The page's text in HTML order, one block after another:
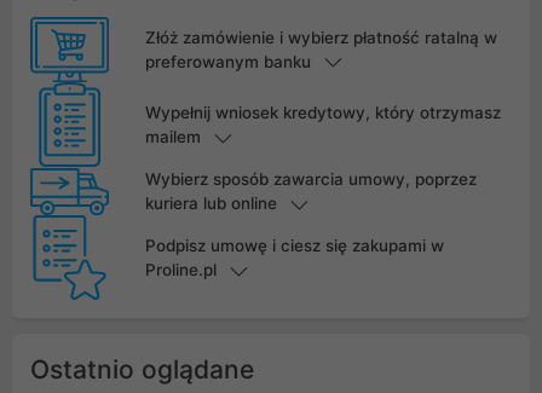
Złóż zamówienie i wybierz płatność ratalną w
preferowanym banku
Wypełnij wniosek kredytowy, który otrzymasz
mailem
Wybierz sposób zawarcia umowy, poprzez
kuriera lub online
Podpisz umowę i ciesz się zakupami w
Proline.pl
Ostatnio oglądane